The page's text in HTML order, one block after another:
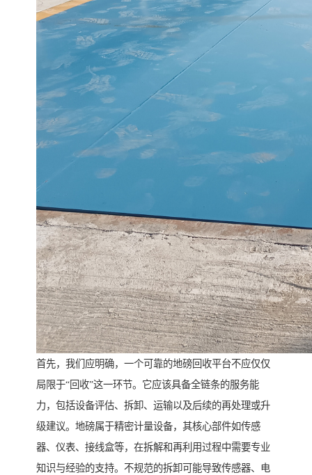
首先，我们应明确，一个可靠的地磅回收平台不应仅仅
局限于“回收”这一环节。它应该具备全链条的服务能
力，包括设备评估、拆卸、运输以及后续的再处理或升
级建议。地磅属于精密计量设备，其核心部件如传感
器、仪表、接线盒等，在拆解和再利用过程中需要专业
知识与经验的支持。不规范的拆卸可能导致传感器、电